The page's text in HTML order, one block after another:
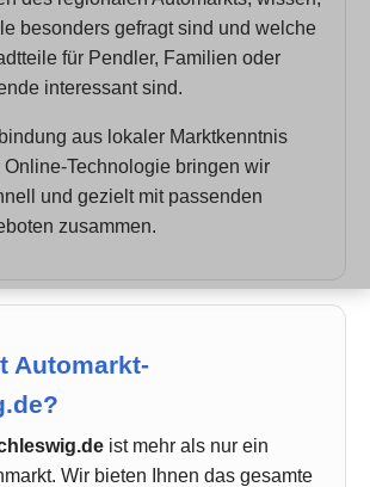
besonders gefragt sind und welche
für Pendler, Familien oder
interessant sind.
aus lokaler Marktkenntnis
Online-Technologie bringen wir
und gezielt mit passenden
zusammen.
Automarkt-
ist mehr als nur ein
Wir bieten Ihnen das gesamte